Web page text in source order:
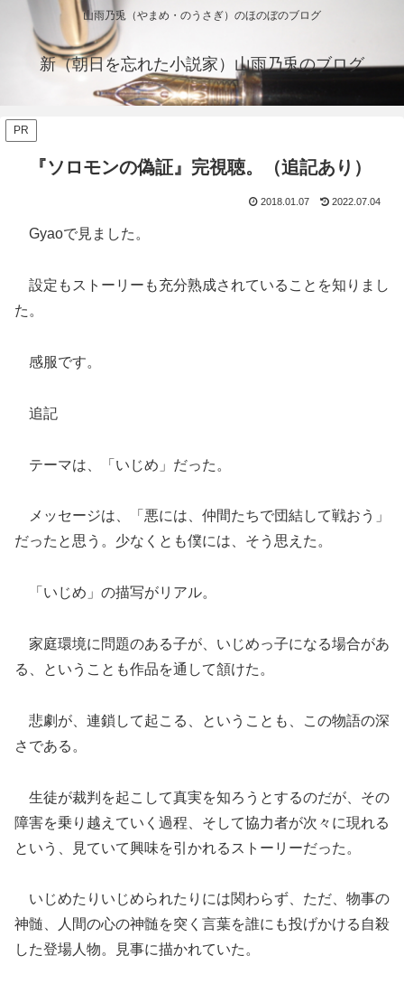
山雨乃兎（やまめ・のうさぎ）のほのぼのブログ
新（朝日を忘れた小説家）山雨乃兎のブログ
PR
『ソロモンの偽証』完視聴。（追記あり）
2018.01.07 2022.07.04
Gyaoで見ました。
設定もストーリーも充分熟成されていることを知りまし
た。
感服です。
追記
テーマは、「いじめ」だった。
メッセージは、「悪には、仲間たちで団結して戦おう」
だったと思う。少なくとも僕には、そう思えた。
「いじめ」の描写がリアル。
家庭環境に問題のある子が、いじめっ子になる場合があ
る、ということも作品を通して頷けた。
悲劇が、連鎖して起こる、ということも、この物語の深
さである。
生徒が裁判を起こして真実を知ろうとするのだが、その
障害を乗り越えていく過程、そして協力者が次々に現れる
という、見ていて興味を引かれるストーリーだった。
いじめたりいじめられたりには関わらず、ただ、物事の
神髄、人間の心の神髄を突く言葉を誰にも投げかける自殺
した登場人物。見事に描かれていた。